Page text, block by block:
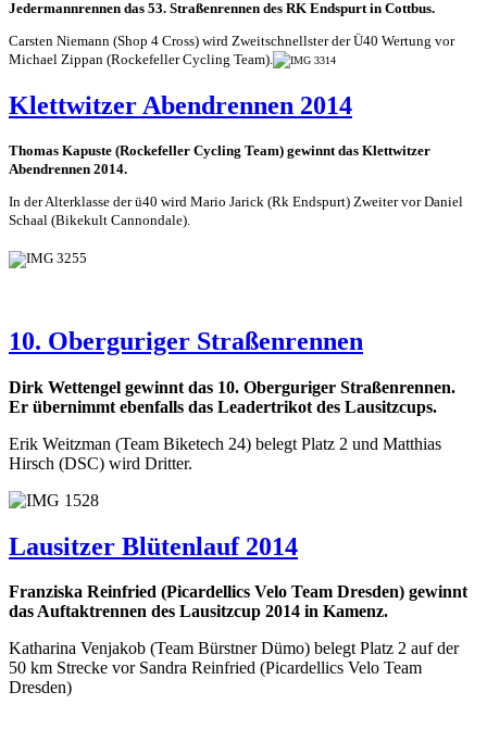
Jedermannrennen das 53. Straßenrennen des RK Endspurt in Cottbus.
Carsten Niemann (Shop 4 Cross) wird Zweitschnellster der Ü40 Wertung vor
Michael Zippan (Rockefeller Cycling Team).
Klettwitzer Abendrennen 2014
Thomas Kapuste (Rockefeller Cycling Team) gewinnt das Klettwitzer
Abendrennen 2014.
In der Alterklasse der ü40 wird Mario Jarick (Rk Endspurt) Zweiter vor Daniel
Schaal (Bikekult Cannondale).
10. Oberguriger Straßenrennen
Dirk Wettengel gewinnt das 10. Oberguriger Straßenrennen.
Er übernimmt ebenfalls das Leadertrikot des Lausitzcups.
Erik Weitzman (Team Biketech 24) belegt Platz 2 und Matthias
Hirsch (DSC) wird Dritter.
Lausitzer Blütenlauf 2014
Franziska Reinfried (Picardellics Velo Team Dresden) gewinnt
das Auftaktrennen des Lausitzcup 2014 in Kamenz.
Katharina Venjakob (Team Bürstner Dümo) belegt Platz 2 auf der
50 km Strecke vor Sandra Reinfried (Picardellics Velo Team
Dresden)